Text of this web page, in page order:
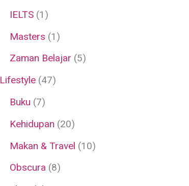
IELTS (1)
Masters (1)
Zaman Belajar (5)
Lifestyle (47)
Buku (7)
Kehidupan (20)
Makan & Travel (10)
Obscura (8)